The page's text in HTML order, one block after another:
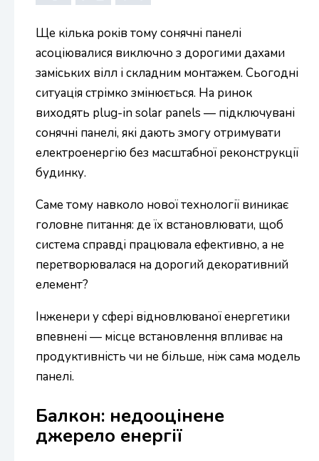
Ще кілька років тому сонячні панелі
асоціювалися виключно з дорогими дахами
заміських вілл і складним монтажем. Сьогодні
ситуація стрімко змінюється. На ринок
виходять plug-in solar panels — підключувані
сонячні панелі, які дають змогу отримувати
електроенергію без масштабної реконструкції
будинку.
Саме тому навколо нової технології виникає
головне питання: де їх встановлювати, щоб
система справді працювала ефективно, а не
перетворювалася на дорогий декоративний
елемент?
Інженери у сфері відновлюваної енергетики
впевнені — місце встановлення впливає на
продуктивність чи не більше, ніж сама модель
панелі.
Балкон: недооцінене
джерело енергії